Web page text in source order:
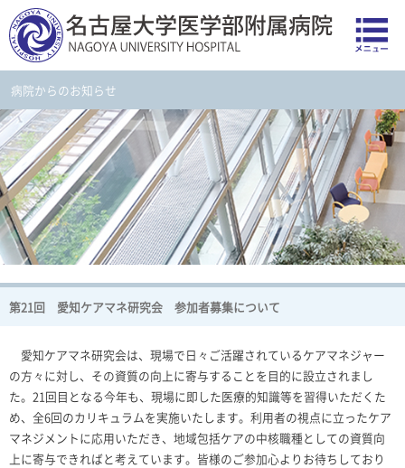
病院からのお知らせ
第21回 愛知ケアマネ研究会 参加者募集について
愛知ケアマネ研究会は、現場で日々ご活躍されているケアマネジャー
の方々に対し、その資質の向上に寄与することを目的に設立されまし
た。 21回目となる今年も、現場に即した医療的知識等を習得いただくた
め、全6回のカリキュラムを実施いたします。利用者の視点に立ったケア
マネジメントに応用いただき、地域包括ケアの中核職種としての資質向
上に寄与できればと考えています。皆様のご参加心よりお待ちしており